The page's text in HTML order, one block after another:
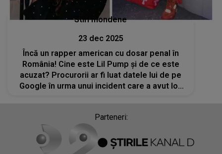
Stiri mondene
23 dec 2025
Încă un rapper american cu dosar penal în
România! Cine este Lil Pump și de ce este
acuzat? Procurorii ar fi luat datele lui de pe
Google în urma unui incident care a avut loc
Parteneri: